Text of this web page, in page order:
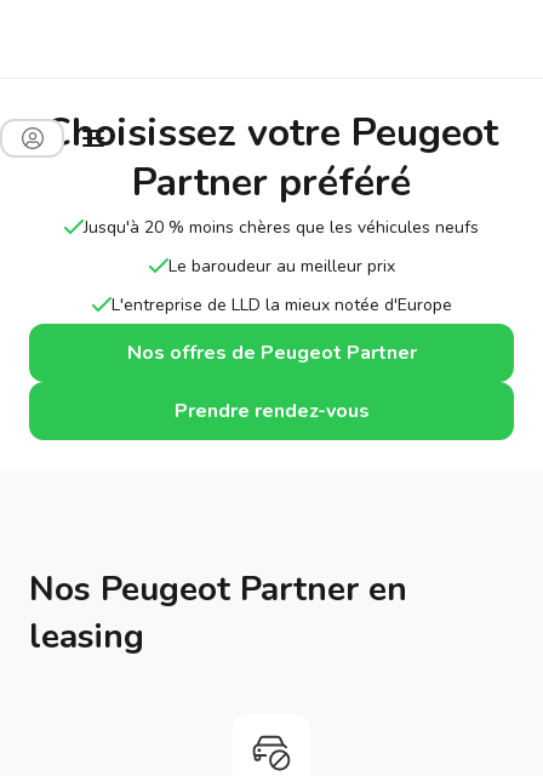
Choisissez votre Peugeot
Partner préféré
Jusqu'à 20 % moins chères que les véhicules neufs
Le baroudeur au meilleur prix
L'entreprise de LLD la mieux notée d'Europe
Nos offres de Peugeot Partner
Prendre rendez-vous
Nos Peugeot Partner en
leasing